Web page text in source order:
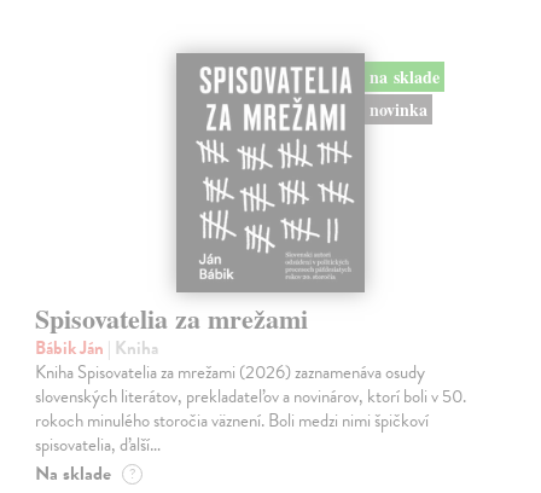
na sklade
novinka
Spisovatelia za mrežami
Bábik Ján | Kniha
Kniha Spisovatelia za mrežami (2026) zaznamenáva osudy
slovenských literátov, prekladateľov a novinárov, ktorí boli v 50.
rokoch minulého storočia väznení. Boli medzi nimi špičkoví
spisovatelia, ďalší…
Na sklade ?